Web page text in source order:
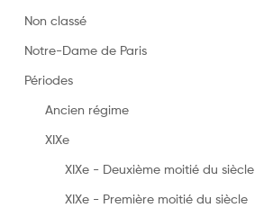
Non classé
Notre-Dame de Paris
Périodes
Ancien régime
XIXe
XIXe - Deuxième moitié du siècle
XIXe - Première moitié du siècle